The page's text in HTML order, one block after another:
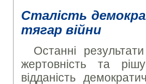
Сталість
тягар війни
Останні
жертовність та
відданість